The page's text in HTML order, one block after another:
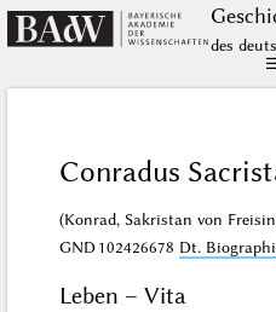
des
☰
Conradus
(Konrad, Sakristan von
GND102426678 Dt.
Leben – Vita